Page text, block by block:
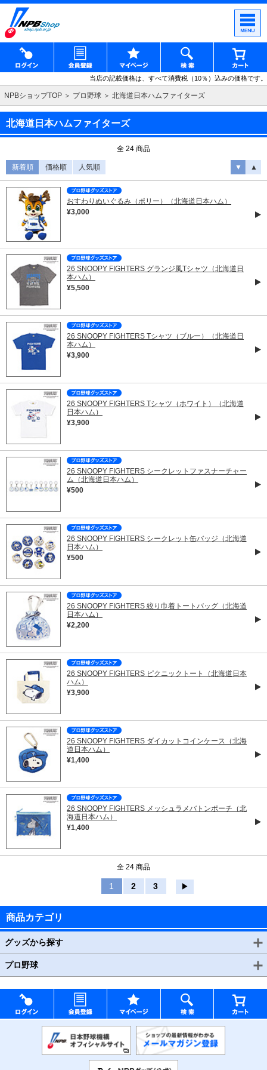
当店の記載価格は、すべて消費税（10％）込みの価格です。
NPBショップTOP プロ野球 北海道日本ハムファイターズ
北海道日本ハムファイターズ
全 24 商品
新着順 価格順 人気順 ▼ ▲
おすわりぬいぐるみ（ポリー）（北海道日本ハム）
¥3,000
26 SNOOPY FIGHTERS グランジ風Tシャツ（北海道日
本ハム）
¥5,500
26 SNOOPY FIGHTERS Tシャツ（ブルー）（北海道日
本ハム）
¥3,900
26 SNOOPY FIGHTERS Tシャツ（ホワイト）（北海道
日本ハム）
¥3,900
26 SNOOPY FIGHTERS シークレットファスナーチャー
ム（北海道日本ハム）
¥500
26 SNOOPY FIGHTERS シークレット缶バッジ（北海道
日本ハム）
¥500
26 SNOOPY FIGHTERS 絞り巾着トートバッグ（北海道
日本ハム）
¥2,200
26 SNOOPY FIGHTERS ピクニックトート（北海道日本
ハム）
¥3,900
26 SNOOPY FIGHTERS ダイカットコインケース（北海
道日本ハム）
¥1,400
26 SNOOPY FIGHTERS メッシュラメバトンポーチ（北
海道日本ハム）
¥1,400
全 24 商品
1 2 3 ▶
商品カテゴリ
グッズから探す
プロ野球